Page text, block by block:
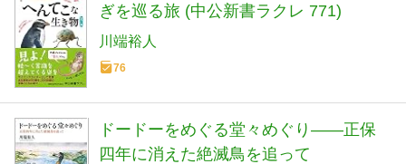
ぎを巡る旅 (中公新書ラクレ 771)
川端裕人
76
ドードーをめぐる堂々めぐり――正保
四年に消えた絶滅鳥を追って